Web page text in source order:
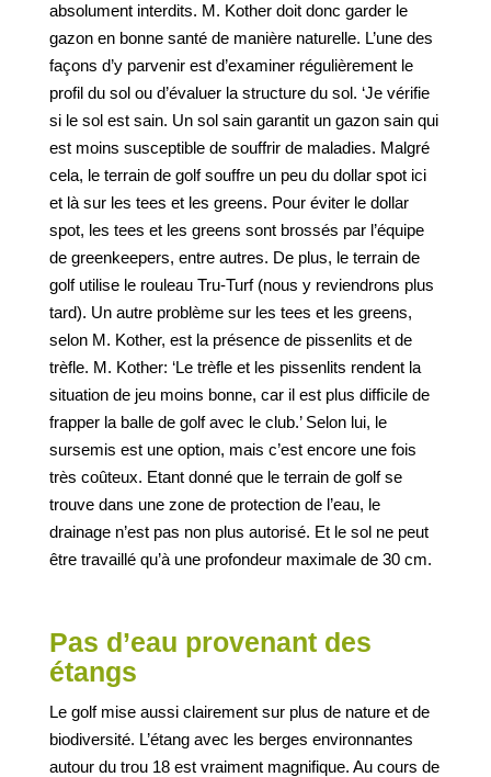
absolument interdits. M. Kother doit donc garder le
gazon en bonne santé de manière naturelle. L’une des
façons d’y parvenir est d’examiner régulièrement le
profil du sol ou d’évaluer la structure du sol. ‘Je vérifie
si le sol est sain. Un sol sain garantit un gazon sain qui
est moins susceptible de souffrir de maladies. Malgré
cela, le terrain de golf souffre un peu du dollar spot ici
et là sur les tees et les greens. Pour éviter le dollar
spot, les tees et les greens sont brossés par l’équipe
de greenkeepers, entre autres. De plus, le terrain de
golf utilise le rouleau Tru-Turf (nous y reviendrons plus
tard). Un autre problème sur les tees et les greens,
selon M. Kother, est la présence de pissenlits et de
trèfle. M. Kother: ‘Le trèfle et les pissenlits rendent la
situation de jeu moins bonne, car il est plus difficile de
frapper la balle de golf avec le club.’ Selon lui, le
sursemis est une option, mais c’est encore une fois
très coûteux. Etant donné que le terrain de golf se
trouve dans une zone de protection de l’eau, le
drainage n’est pas non plus autorisé. Et le sol ne peut
être travaillé qu’à une profondeur maximale de 30 cm.
Pas d’eau provenant des
étangs
Le golf mise aussi clairement sur plus de nature et de
biodiversité. L’étang avec les berges environnantes
autour du trou 18 est vraiment magnifique. Au cours de